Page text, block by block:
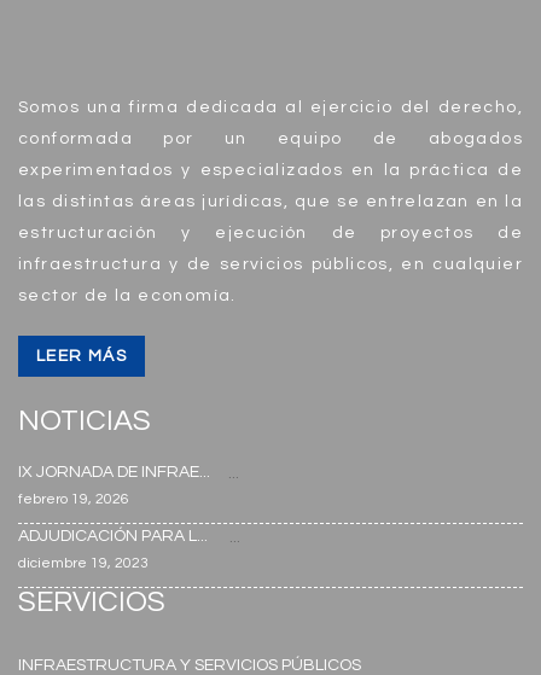
Somos una firma dedicada al ejercicio del derecho,
conformada por un equipo de abogados
experimentados y especializados en la práctica de
las distintas áreas jurídicas, que se entrelazan en la
estructuración y ejecución de proyectos de
infraestructura y de servicios públicos, en cualquier
sector de la economía.
LEER MÁS
NOTICIAS
IX JORNADA DE INFRAE...
febrero 19, 2026
ADJUDICACIÓN PARA L...
diciembre 19, 2023
SERVICIOS
INFRAESTRUCTURA Y SERVICIOS PÚBLICOS